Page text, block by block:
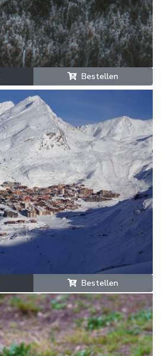
Bestellen
Bestellen